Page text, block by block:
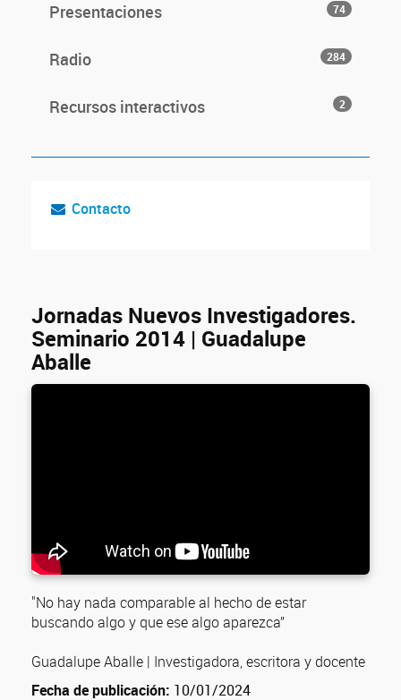
Presentaciones 74
Radio 284
Recursos interactivos 2
Contacto
Jornadas Nuevos Investigadores.
Seminario 2014 | Guadalupe
Aballe
"No hay nada comparable al hecho de estar
buscando algo y que ese algo aparezca”
Guadalupe Aballe | Investigadora, escritora y docente
Fecha de publicación: 10/01/2024